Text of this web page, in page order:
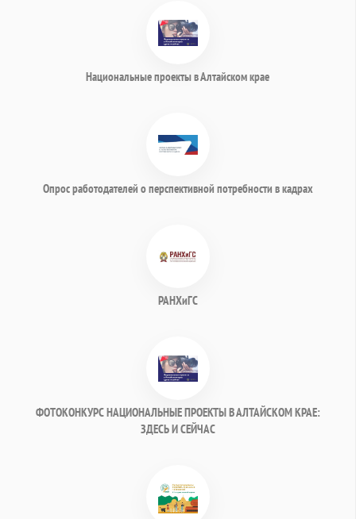
Национальные проекты в Алтайском крае
Опрос работодателей о перспективной потребности в кадрах
РАНХиГС
ФОТОКОНКУРС НАЦИОНАЛЬНЫЕ ПРОЕКТЫ В АЛТАЙСКОМ КРАЕ:
ЗДЕСЬ И СЕЙЧАС